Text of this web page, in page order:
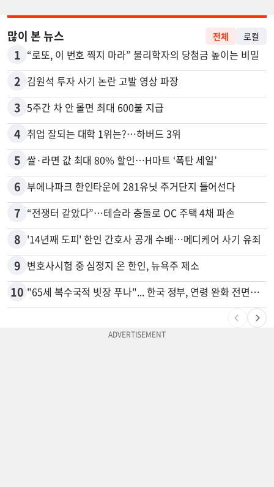
많이 본 뉴스 전체 로컬
1 “로또, 이 번호 찍지 마라” 물리학자의 당첨금 높이는 비밀
2 김원석 투자 사기 논란 고발 영상 파장
3 5주간 차 안 몰면 최대 600불 지급
4 취업 잘되는 대학 1위는?…하버드 3위
5 쌀·라면 값 최대 80% 할인…H마트 ‘폭탄 세일’
6 부에나파크 한인타운에 281유닛 주거단지 들어선다
7 “전쟁터 같았다”…테슬라 충돌로 OC 주택 4채 파손
8 '14년째 도피' 한인 간호사 공개 수배…메디케어 사기 유죄
9 변호사시험 중 심정지 온 한인, 뉴욕주 제소
10 "65세 복수국적 빗장 푸나"... 한국 정부, 연령 완화 전면 추진